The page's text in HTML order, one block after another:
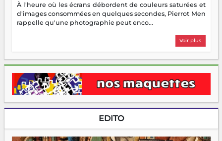
À l'heure où les écrans débordent de couleurs saturées et
d'images consommées en quelques secondes, Pierrot Men
rappelle qu'une photographie peut enco...
Voir plus
EDITO